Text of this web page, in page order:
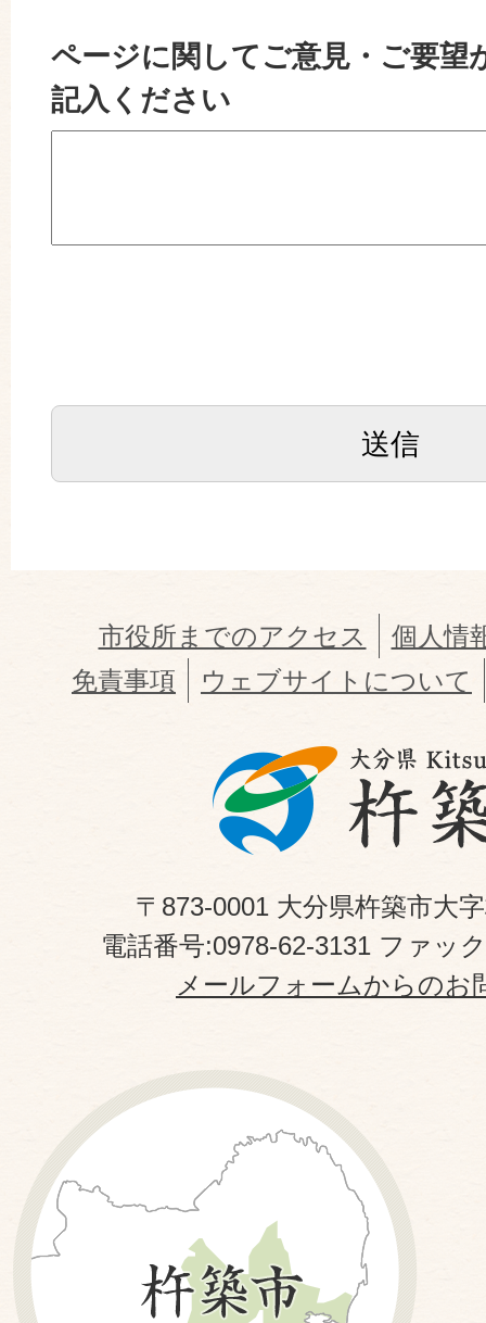
ページに関してご意見・ご要望
記入ください
市役所までのアクセス
個人情
免責事項
ウェブサイトについて
〒873-0001 大分県杵築市大
電話番号:0978-62-3131 ファッ
メールフォームからのお